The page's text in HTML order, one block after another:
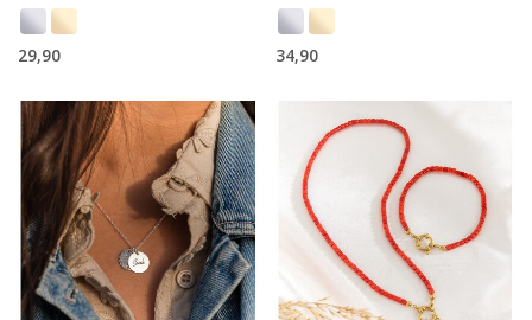
29,90 34,90